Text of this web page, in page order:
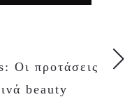
Οι προτάσεις
beauty